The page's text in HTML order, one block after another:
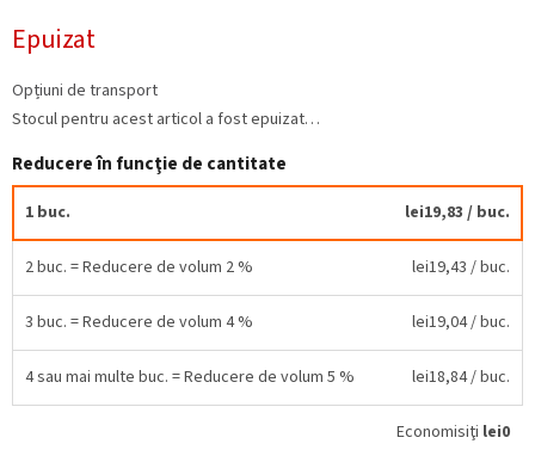
preţ:
Epuizat
Opțiuni de transport
Stocul pentru acest articol a fost epuizat…
Reducere în funcţie de cantitate
1 buc. lei19,83 / buc.
2 buc. = Reducere de volum 2 % lei19,43 / buc.
3 buc. = Reducere de volum 4 % lei19,04/ buc.
4 sau mai multe buc. = Reducere de volum 5 % lei18,84/ buc.
Economisiţi lei0